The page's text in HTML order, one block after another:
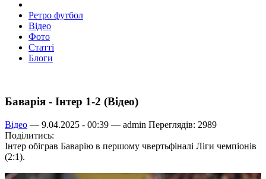
Ретро футбол
Відео
Фото
Статті
Блоги
Баварія - Інтер 1-2 (Відео)
Відео — 9.04.2025 - 00:39 — admin Переглядів: 2989
Поділитись:
Інтер обіграв Баварію в першому чвертьфіналі Ліги чемпіонів
(2:1).